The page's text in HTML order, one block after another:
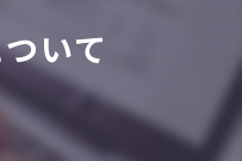
いて